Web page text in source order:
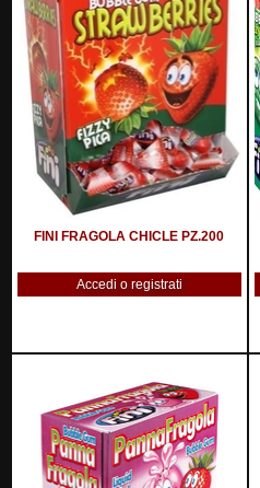
FINI FRAGOLA CHICLE PZ.200
Accedi o registrati